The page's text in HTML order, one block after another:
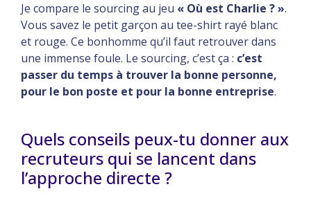
Je compare le sourcing au jeu « Où est Charlie ? ».
Vous savez le petit garçon au tee-shirt rayé blanc
et rouge. Ce bonhomme qu’il faut retrouver dans
une immense foule. Le sourcing, c’est ça : c’est
passer du temps à trouver la bonne personne,
pour le bon poste et pour la bonne entreprise.
Quels conseils peux-tu donner aux
recruteurs qui se lancent dans
l’approche directe ?